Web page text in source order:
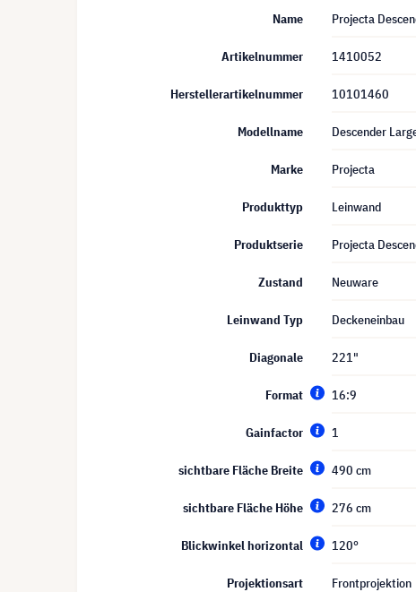
Name Projecta
Artikelnummer 1410052
Herstellerartikelnummer 10101460
Modellname Descender
Marke Projecta
Produkttyp Leinwand
Produktserie Projecta
Zustand Neuware
Leinwand Typ Deckeneinbau
Diagonale 221"
Format 16:9
Gainfactor 1
sichtbare Fläche Breite 490 cm
sichtbare Fläche Höhe 276 cm
Blickwinkel horizontal 120°
Projektionsart Frontprojektion